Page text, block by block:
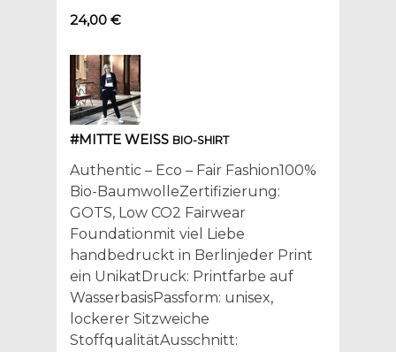
24,00 €
#MITTE WEISS BIO-SHIRT
Authentic – Eco – Fair Fashion100%
Bio-BaumwolleZertifizierung:
GOTS, Low CO2 Fairwear
Foundationmit viel Liebe
handbedruckt in Berlinjeder Print
ein UnikatDruck: Printfarbe auf
WasserbasisPassform: unisex,
lockerer Sitzweiche
StoffqualitätAusschnitt: